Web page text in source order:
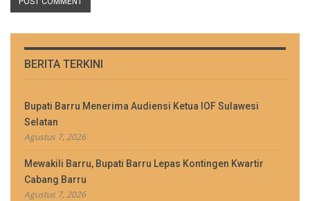
BERITA TERKINI
Bupati Barru Menerima Audiensi Ketua IOF Sulawesi
Selatan
Agustus 7, 2026
Mewakili Barru, Bupati Barru Lepas Kontingen Kwartir
Cabang Barru
Agustus 7, 2026